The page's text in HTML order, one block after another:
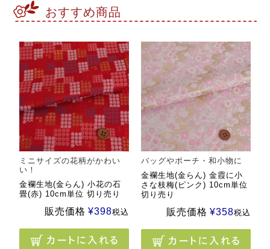
おすすめ商品
ミニサイズの花柄がかわい
い！
金襴生地(金らん) 小花の石
畳(赤) 10cm単位 切り売り
販売価格 ¥398税込
バッグやポーチ・和小物に
金襴生地(金らん) 金霞に小
さな枝梅(ピンク) 10cm単位
切り売り
販売価格 ¥358税込